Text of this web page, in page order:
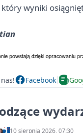
wyniki
Facebook
10 sierpnia 2026, 07:30